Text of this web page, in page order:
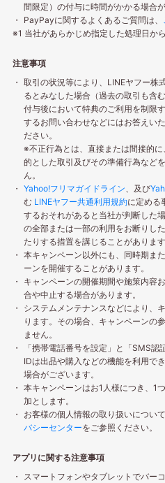
間限定）の付与に時間がかかる場合が
PayPayに関するよくあるご質問は、
※1 当社があらかじめ指定した処理日か
注意事項
取引の状況等により、LINEヤフー株
るとみなした場合（過去の取引も含
付与後において特典のご利用を制限
するお問い合わせなどにはお答えい
ださい。
※不正行為とは、直接または間接的
的とした取引及びその準備行為など
ん。
Yahoo!フリマガイドライン、及び
む LINEヤフー共通利用規約に定める
するおそれがあると当社が判断した
の全部または一部の利用をお断りし
たりする措置を講じることがあります
本キャンペーン以外にも、同時期ま
ーンを開催することがあります。
キャンペーンの開催期間や施策内容
合や中止する場合があります。
システムメンテナンスなどにより、
ります。その場合、キャンペーンの
ません。
「携帯電話番号を設定」と「SMS
IDは出品や購入などの機能を利用で
場合がございます。
本キャンペーンはお1人様につき、1
加とします。
お客様の個人情報の取り扱いについて
バシーセンターをご参照ください。
アプリに関する注意事項
スマートフォンやタブレットでバー